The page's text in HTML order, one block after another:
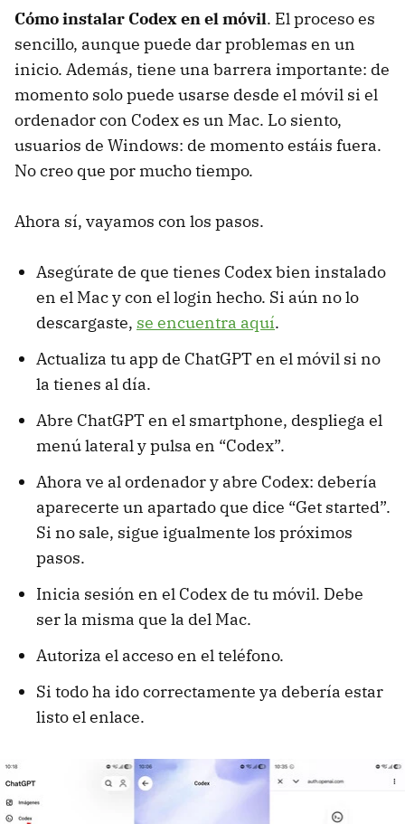
Cómo instalar Codex en el móvil. El proceso es
sencillo, aunque puede dar problemas en un
inicio. Además, tiene una barrera importante: de
momento solo puede usarse desde el móvil si el
ordenador con Codex es un Mac. Lo siento,
usuarios de Windows: de momento estáis fuera.
No creo que por mucho tiempo.
Ahora sí, vayamos con los pasos.
Asegúrate de que tienes Codex bien instalado
en el Mac y con el login hecho. Si aún no lo
descargaste, se encuentra aquí.
Actualiza tu app de ChatGPT en el móvil si no
la tienes al día.
Abre ChatGPT en el smartphone, despliega el
menú lateral y pulsa en “Codex”.
Ahora ve al ordenador y abre Codex: debería
aparecerte un apartado que dice “Get started”.
Si no sale, sigue igualmente los próximos
pasos.
Inicia sesión en el Codex de tu móvil. Debe
ser la misma que la del Mac.
Autoriza el acceso en el teléfono.
Si todo ha ido correctamente ya debería estar
listo el enlace.